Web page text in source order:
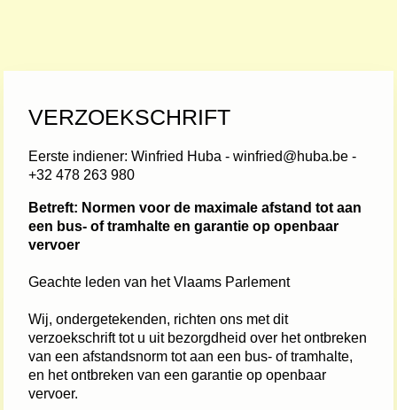
VERZOEKSCHRIFT
Eerste indiener: Winfried Huba - winfried@huba.be -
+32 478 263 980
Betreft: Normen voor de maximale afstand tot aan
een bus- of tramhalte en garantie op openbaar
vervoer
Geachte leden van het Vlaams Parlement
Wij, ondergetekenden, richten ons met dit
verzoekschrift tot u uit bezorgdheid over het ontbreken
van een afstandsnorm tot aan een bus- of tramhalte,
en het ontbreken van een garantie op openbaar
vervoer.